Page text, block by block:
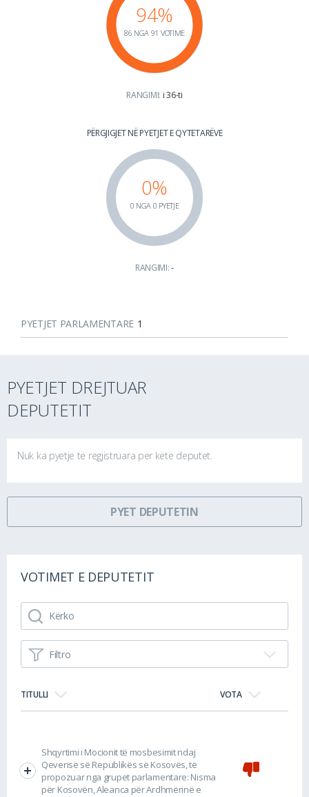
94%
86 NGA 91 VOTIME
RANGIMI: i 36-ti
PËRGJIGJET NË PYETJET E QYTETARËVE
0%
0 NGA 0 PYETJE
RANGIMI:-
PYETJET PARLAMENTARE 1
PYETJET DREJTUAR
DEPUTETIT
Nuk ka pyetje të regjistruara për këtë deputet.
PYET DEPUTETIN
VOTIMET E DEPUTETIT
Filtro
TITULLI VOTA
Shqyrtimi i Mocionit të mosbesimit ndaj
Qeverisë së Republikës së Kosovës, të
propozuar nga grupet parlamentare: Nisma
për Kosovën, Aleanca për Ardhmërinë e